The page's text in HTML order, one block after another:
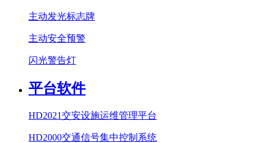
主动发光标志牌
主动安全预警
闪光警告灯
平台软件
HD2021交安设施运维管理平台
HD2000交通信号集中控制系统